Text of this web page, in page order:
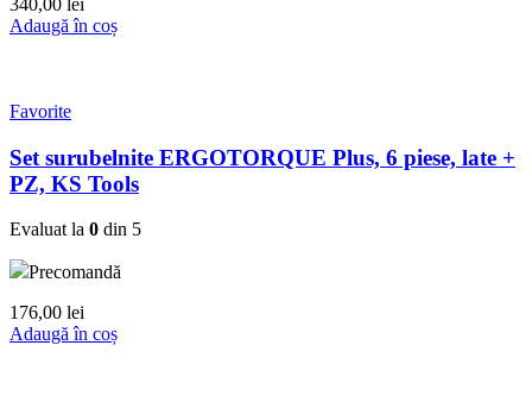
340,00 lei
Adaugă în coș
Favorite
Set surubelnite ERGOTORQUE Plus, 6 piese, late +
PZ, KS Tools
Evaluat la 0 din 5
Precomandă
176,00 lei
Adaugă în coș